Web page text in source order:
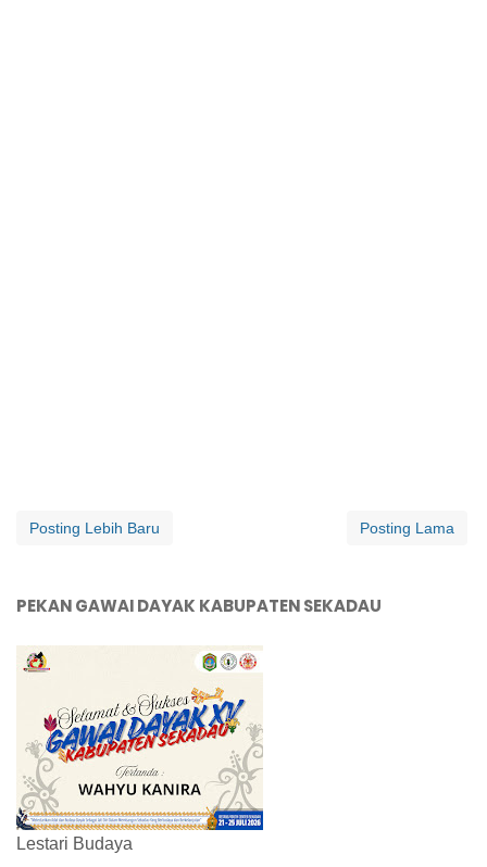
Posting Lebih Baru Posting Lama
PEKAN GAWAI DAYAK KABUPATEN SEKADAU
Lestari Budaya